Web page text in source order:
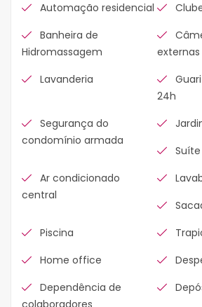
Automação residencial
Banheira de
Hidromassagem
externas
Lavanderia
24h
Segurança do
condomínio armada
Ar condicionado
central
Piscina
Home office
Dependência de